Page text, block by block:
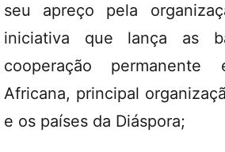
seu apreço pela
iniciativa que lança as
cooperação
Africana, principal
e os países da Diáspora;